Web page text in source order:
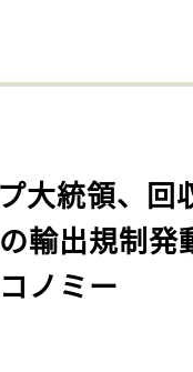
大統領、回
輸出規制発
ノミー